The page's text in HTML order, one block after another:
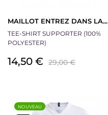
MAILLOT ENTREZ DANS LA...
TEE-SHIRT SUPPORTER (100%
POLYESTER)
Prix
14,50 € Prix
29,00 €
NOUVEAU